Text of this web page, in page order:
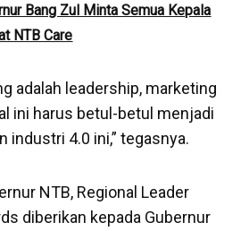
Bang Zul Minta Semua Kepala
NTB Care
adalah leadership, marketing
ini harus betul-betul menjadi
industri 4.0 ini,” tegasnya.
NTB, Regional Leader
diberikan kepada Gubernur